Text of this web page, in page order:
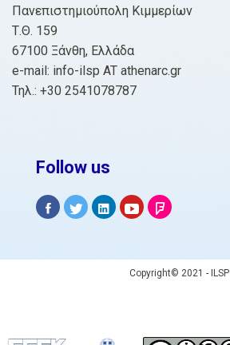
Πανεπιστημιούπολη Κιμμερίων
Τ.Θ. 159
67100 Ξάνθη, Ελλάδα
e-mail: info-ilsp AT athenarc.gr
Τηλ.: +30 2541078787
Follow us
Copyright© 2021 - ILSP